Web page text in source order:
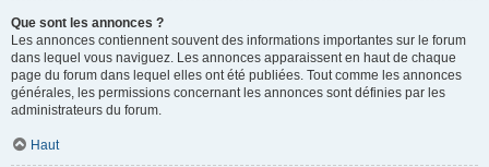
Que sont les annonces ?
Les annonces contiennent souvent des informations importantes sur le forum
dans lequel vous naviguez. Les annonces apparaissent en haut de chaque
page du forum dans lequel elles ont été publiées. Tout comme les annonces
générales, les permissions concernant les annonces sont définies par les
administrateurs du forum.
Haut